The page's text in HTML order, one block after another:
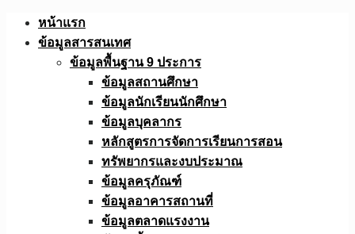
Skip
หน้าแรก
ข้อมูลสารสนเทศ
ข้อมูลพื้นฐาน 9 ประการ
ข้อมูลสถานศึกษา
ข้อมูลนักเรียนนักศึกษา
ข้อมูลบุคลากร
หลักสูตรการจัดการเรียนการสอน
ทรัพยากรและงบประมาณ
ข้อมูลครุภัณฑ์
ข้อมูลอาคารสถานที่
ข้อมูลตลาดแรงงาน